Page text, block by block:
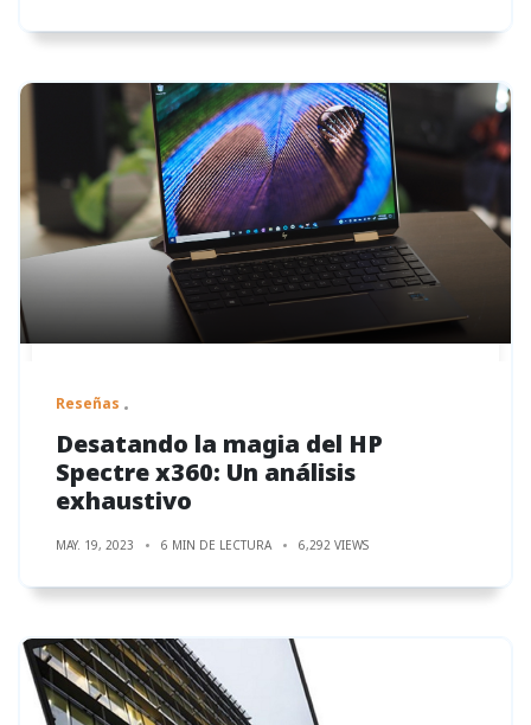
Reseñas
Desatando la magia del HP
Spectre x360: Un análisis
exhaustivo
MAY. 19, 2023 6 MIN DE LECTURA 6,292 VIEWS